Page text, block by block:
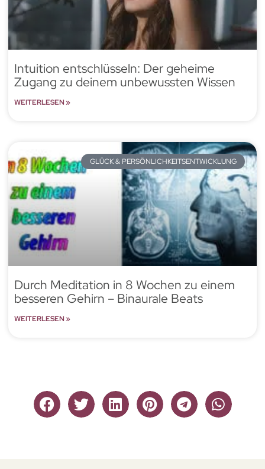
Intuition entschlüsseln: Der geheime
Zugang zu deinem unbewussten Wissen
WEITERLESEN »
GLÜCK & PERSÖNLICHKEITSENTWICKLUNG
Durch Meditation in 8 Wochen zu einem
besseren Gehirn – Binaurale Beats
WEITERLESEN »